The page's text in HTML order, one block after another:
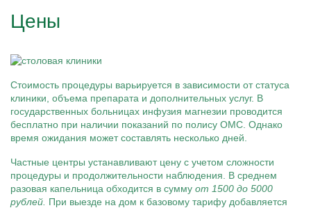
Цены
Стоимость процедуры варьируется в зависимости от статуса
клиники, объема препарата и дополнительных услуг. В
государственных больницах инфузия магнезии проводится
бесплатно при наличии показаний по полису ОМС. Однако
время ожидания может составлять несколько дней.
Частные центры устанавливают цену с учетом сложности
процедуры и продолжительности наблюдения. В среднем
разовая капельница обходится в сумму от 1500 до 5000
рублей. При выезде на дом к базовому тарифу добавляется